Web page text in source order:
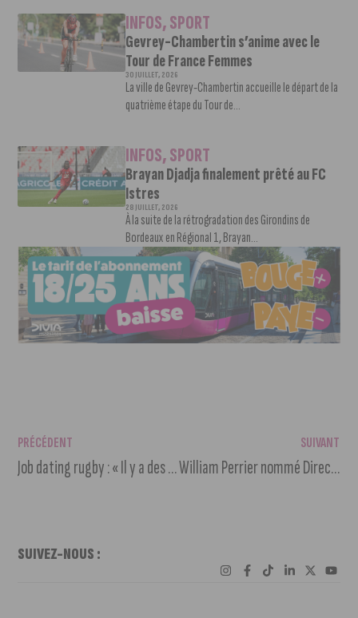
INFOS,SPORT
Gevrey-Chambertin s’anime avec le
Tour de France Femmes
30 JUILLET, 2026
La ville de Gevrey-Chambertin accueille le départ de la
quatrième étape du Tour de...
INFOS,SPORT
Brayan Djadja finalement prêté au FC
Istres
28 JUILLET, 2026
À la suite de la rétrogradation des Girondins de
Bordeaux en Régional 1, Brayan...
PRÉCÉDENT
Job dating rugby : « Il y a des similitudes entre le sport et le travail »
SUIVANT
William Perrier nommé Directeur Général des cycles Lapierre
SUIVEZ-NOUS :